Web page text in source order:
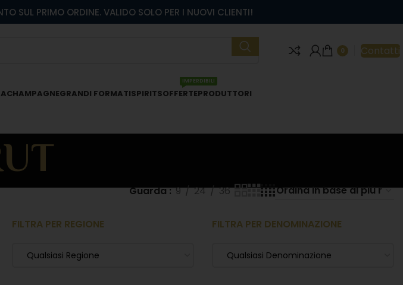
0 Contatti
CHAMPAGNEGRANDI FORMATISPIRITSOFFERTE
IMPERDIBILI
PRODUTTORI
Guarda 9 24 36
FILTRA PER REGIONE
Qualsiasi Regione
FILTRA PER DENOMINAZIONE
Qualsiasi Denominazione
SUL PRIMO ORDINE. VALIDO SOLO PER I NUOVI CLIENTI!